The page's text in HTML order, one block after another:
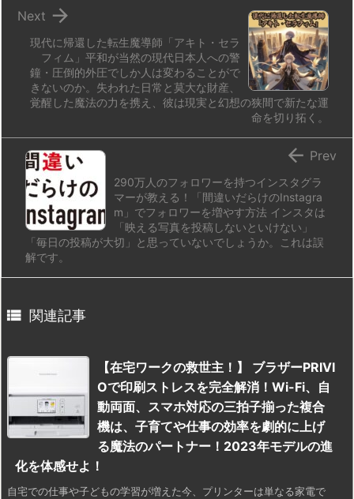
現代に帰還した転生魔導師「アキト・セラ
フィム」平和が当然の現代日本人への警
鐘・圧倒的外圧でしか人は変わることがで
きないのか。失われた日常と莫大な財産、
覚醒した魔法の力を携え、彼は現実と幻想の狭間で新たな運
命を切り拓く。

Next
290万人のフォロワーを持つインスタグラ
マーが教える！「間違いだらけのInstagra
m」でフォロワーを増やす方法 インスタは
「映える写真を投稿しないといけない」
「毎日の投稿が大切」と思っていないでしょうか。これは誤
解です。
 Prev
 関連記事
【在宅ワークの救世主！】 ブラザーPRIVI
Oで印刷ストレスを完全解消！Wi-Fi、自
動両面、スマホ対応の三拍子揃った複合
機は、子育てや仕事の効率を劇的に上げ
る魔法のパートナー！2023年モデルの進
化を体感せよ！
自宅での仕事や子どもの学習が増えた今、プリンターは単なる家電で